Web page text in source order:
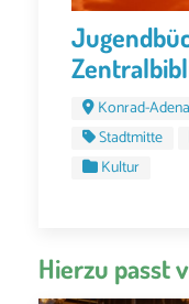
Konrad-
Stadtmitte
Kultur
Hierzu passt